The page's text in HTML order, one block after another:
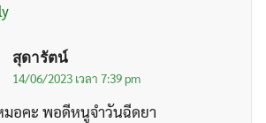
สุดารัตน์
14/06/2023 เวลา 7:39 pm
อคะ พอดีหนูจำวันฉีดยา